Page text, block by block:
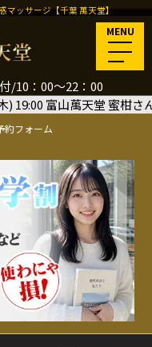
/10：00～22：00
ッサージ【千葉 萬天堂】
MENU
約フォーム
萬天堂 蜜柑さん＜暑気